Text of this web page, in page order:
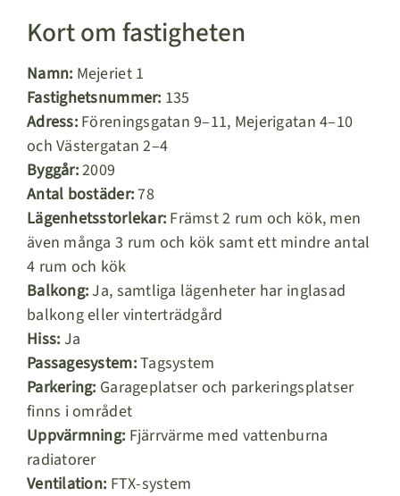
Kort om fastigheten
Namn: Mejeriet 1
Fastighetsnummer: 135
Adress:Föreningsgatan 9–11, Mejerigatan 4–10
och Västergatan 2–4
Byggår:2009
Antal bostäder:78
Lägenhetsstorlekar: Främst 2 rum och kök, men
även många 3 rum och kök samt ett mindre antal
4 rum och kök
Balkong:Ja, samtliga lägenheter har inglasad
balkong eller vinterträdgård
Hiss: Ja
Passagesystem:Tagsystem
Parkering: Garageplatser och parkeringsplatser
finns i området
Uppvärmning: Fjärrvärme med vattenburna
radiatorer
Ventilation: FTX-system